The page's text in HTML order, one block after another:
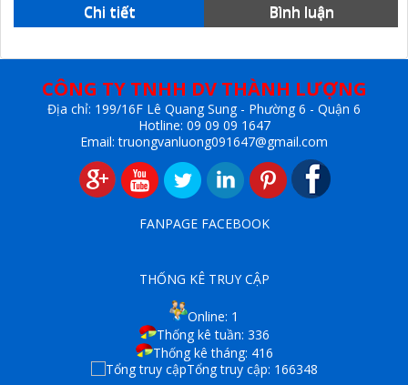
Chi tiết Bình luận
CÔNG TY TNHH DV THÀNH LƯỢNG
Địa chỉ: 199/16F Lê Quang Sung - Phường 6 - Quận 6
Hotline: 09 09 09 1647
Email: truongvanluong091647@gmail.com
FANPAGE FACEBOOK
THỐNG KÊ TRUY CẬP
Online: 1
Thống kê tuần: 336
Thống kê tháng: 416
Tổng truy cập: 166348